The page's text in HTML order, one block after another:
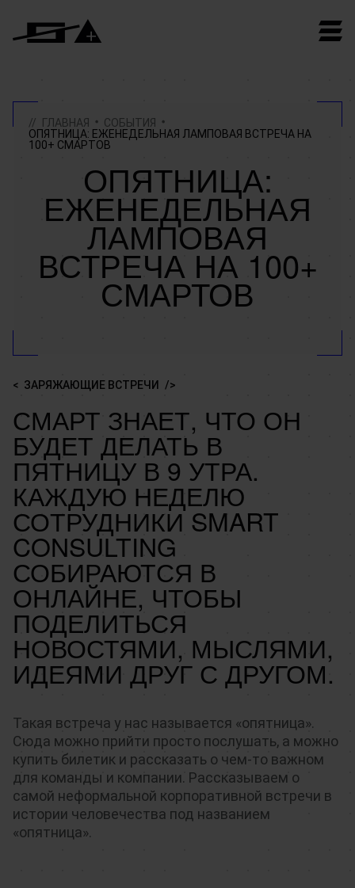
ГЛАВНАЯ
СОБЫТИЯ
ОПЯТНИЦА: ЕЖЕНЕДЕЛЬНАЯ ЛАМПОВАЯ ВСТРЕЧА НА
100+ СМАРТОВ
ОПЯТНИЦА:
ЕЖЕНЕДЕЛЬНАЯ
ЛАМПОВАЯ
ВСТРЕЧА НА 100+
СМАРТОВ
ЗАРЯЖАЮЩИЕ ВСТРЕЧИ
СМАРТ ЗНАЕТ, ЧТО ОН
БУДЕТ ДЕЛАТЬ В
ПЯТНИЦУ В 9 УТРА.
КАЖДУЮ НЕДЕЛЮ
СОТРУДНИКИ SMART
CONSULTING
СОБИРАЮТСЯ В
ОНЛАЙНЕ, ЧТОБЫ
ПОДЕЛИТЬСЯ
НОВОСТЯМИ, МЫСЛЯМИ,
ИДЕЯМИ ДРУГ С ДРУГОМ.
Такая встреча у нас называется «опятница».
Сюда можно прийти просто послушать, а можно
купить билетик и рассказать о чем-то важном
для команды и компании. Рассказываем о
самой неформальной корпоративной встречи в
истории человечества под названием
«опятница».